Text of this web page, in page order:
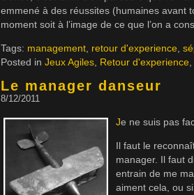
emmené à des réussites (humaines avant
moment soit à l’image de ce que l’on a
Tags: management retour d'experience
Posted in Jeux Agiles Retour d'experience
Le manager danseur
8/12/2011
Je ne suis pas
Il faut le
manager. Il faut
entrain de me
aiment cela, ou